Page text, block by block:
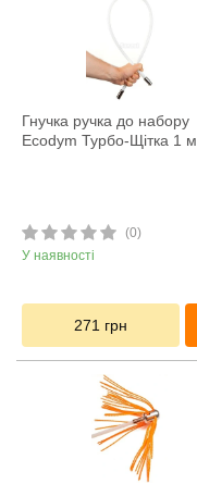
Гнучка ручка до набору
Ecodym Турбо-Щітка 1 м
(0)
У наявності
271 грн